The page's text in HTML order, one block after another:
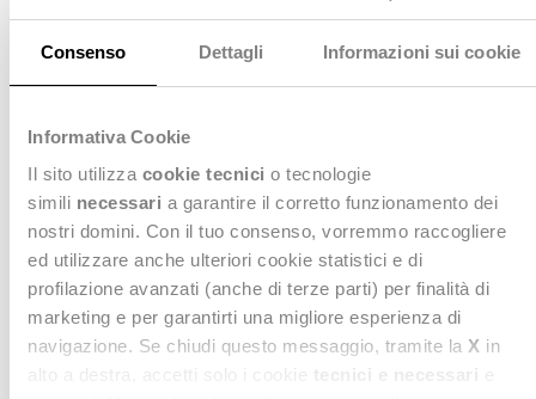
Consenso Dettagli Informazioni sui cookie
Informativa Cookie
Il sito utilizza cookie tecnici o tecnologie
simili necessari a garantire il corretto funzionamento dei
nostri domini. Con il tuo consenso, vorremmo raccogliere
ed utilizzare anche ulteriori cookie statistici e di
profilazione avanzati (anche di terze parti) per finalità di
marketing e per garantirti una migliore esperienza di
navigazione. Se chiudi questo messaggio, tramite la X in
Da non perdere l’intervento del nostro
Responsabile di progetti di innovazione Nicola
nostre esperienze sul campo riguardanti l’Open
Ti aspettiamo!